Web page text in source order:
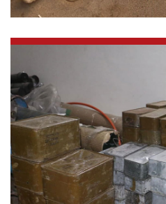
Digital solutions by